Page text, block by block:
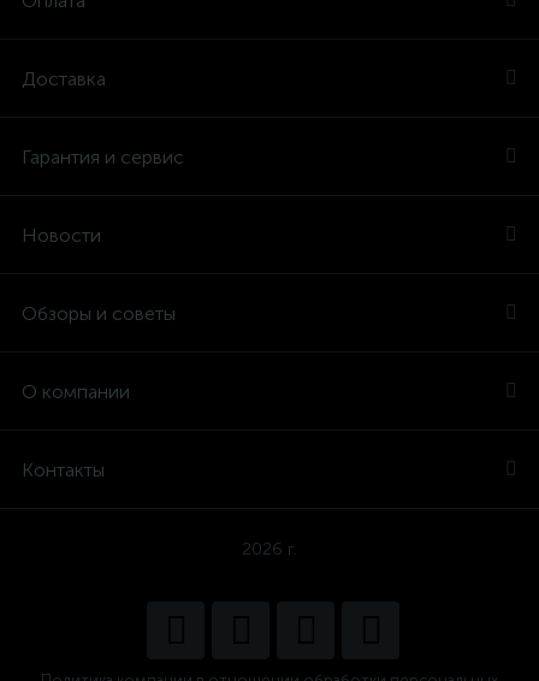
Доставка
Гарантия и сервис
Новости
Обзоры и советы
О компании
Контакты
2026 г.